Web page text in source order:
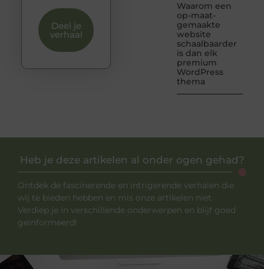
Waarom een
op-maat-
gemaakte
website
schaalbaarder
is dan elk
premium
WordPress
thema
Deel je
verhaal
Heb je deze artikelen al onder ogen gehad?
Ontdek de fascinerende en intrigerende verhalen die
wij te bieden hebben en mis onze artikelen niet.
Verdiep je in verschillende onderwerpen en blijf goed
geïnformeerd!